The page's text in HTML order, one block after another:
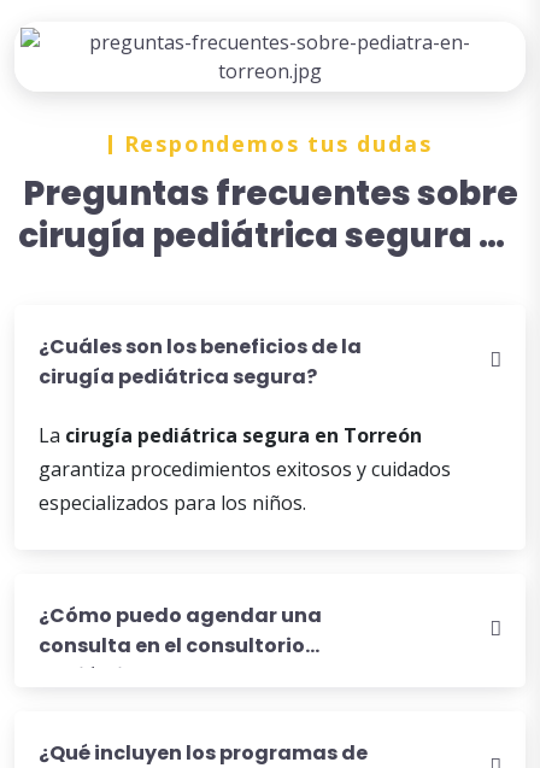
Respondemos tus dudas
Preguntas frecuentes sobre
cirugía pediátrica segura en
¿Cuáles son los beneficios de la
cirugía pediátrica segura?
La cirugía pediátrica segura en Torreón
garantiza procedimientos exitosos y cuidados
especializados para los niños.
¿Cómo puedo agendar una
consulta en el consultorio
pediátrico?
¿Qué incluyen los programas de